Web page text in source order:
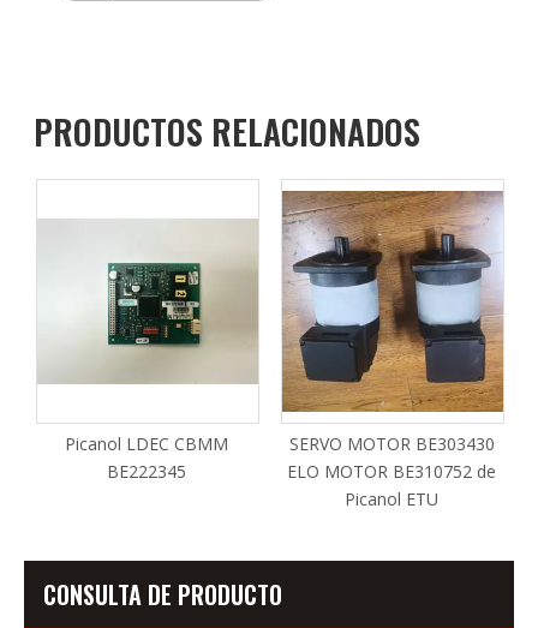
PRODUCTOS RELACIONADOS
Picanol LDEC CBMM
BE222345
SERVO MOTOR BE303430
ELO MOTOR BE310752 de
Picanol ETU
CONSULTA DE PRODUCTO